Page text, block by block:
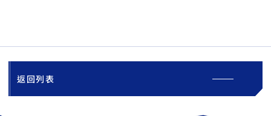
返回列表